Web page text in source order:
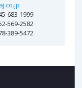
683-1999
569-2582
389-5472